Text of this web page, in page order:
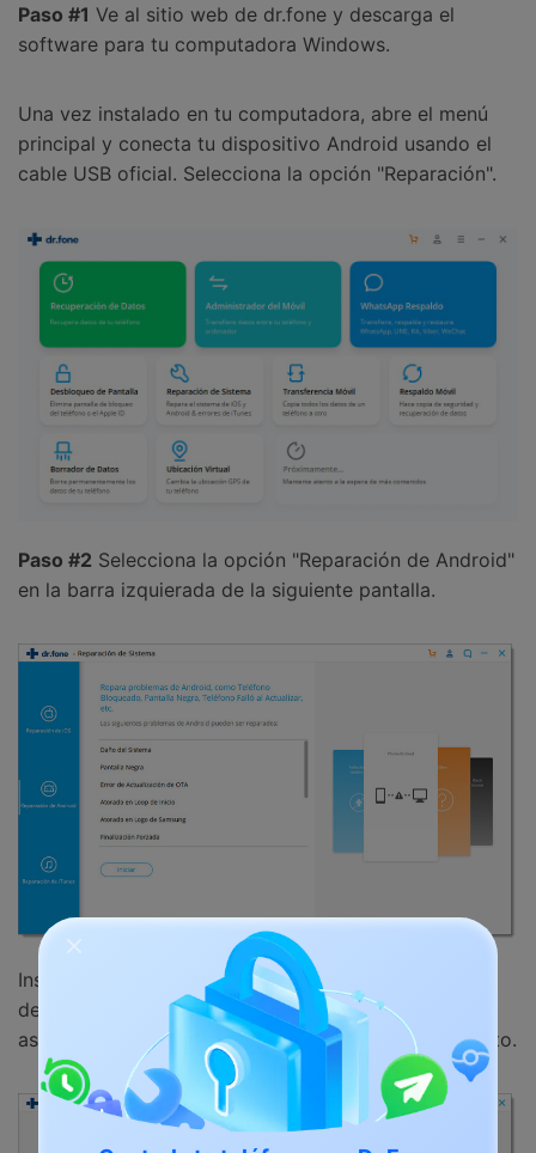
Paso #1 Ve al sitio web de dr.fone y descarga el
software para tu computadora Windows.
Una vez instalado en tu computadora, abre el menú
principal y conecta tu dispositivo Android usando el
cable USB oficial. Selecciona la opción "Reparación".
Paso #2 Selecciona la opción "Reparación de Android"
en la barra izquierada de la siguiente pantalla.
Inserta la información de tu dispositivo: marca,
detalles del proveedor, modelo, país/región, para
asegurarte de estar descargando el firmware correcto.